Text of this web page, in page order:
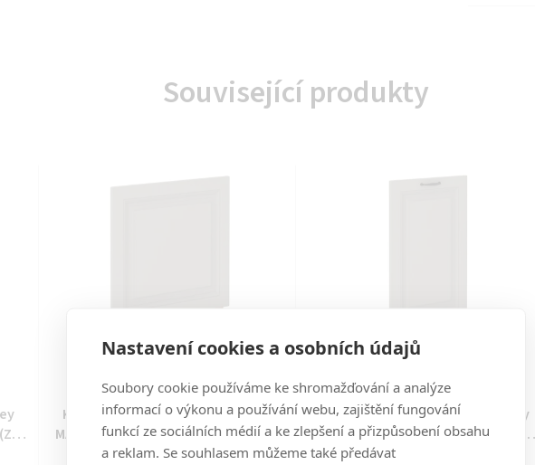
Nastavení cookies a osobních údajů
Soubory cookie používáme ke shromažďování a analýze
informací o výkonu a používání webu, zajištění fungování
funkcí ze sociálních médií a ke zlepšení a přizpůsobení obsahu
a reklam. Se souhlasem můžeme také předávat
Související produkty
Kuchyňská linka STILO - Claygrey
MAT / Artisan - dvířka na myčku (ZM
570x596)
Kuchyňská linka STILO - Claygrey
MAT / Artisan - dvířka na myčku (ZM